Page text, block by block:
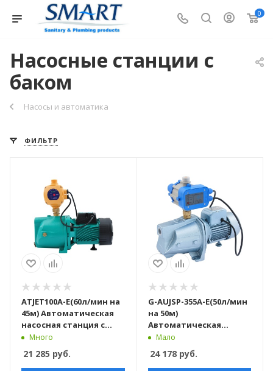
0
Насосные станции с
баком
Насосы и автоматика
ФИЛЬТР
ATJET100A-E(60л/мин на
45м) Автоматическая
насосная станция с
контроллером TPC-10
Много
21 285 руб.
G-AUJSP-355A-E(50л/мин
на 50м)
Автоматическая
насосная станция с
контроллером TPC-10 с
доп сальником
Мало
24 178руб.